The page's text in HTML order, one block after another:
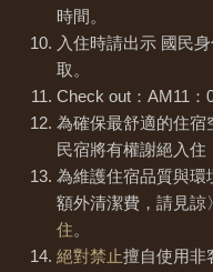
時間。
入住時請出示 國民
取。
Check out：AM11：
為確保最舒適的住宿
民宿將有權謝絕入住
為維護住宿品質與環
額外清潔費，請見諒
住。
絕對禁止擅自使用非